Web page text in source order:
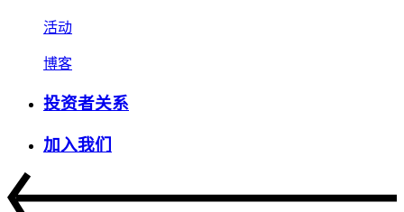
活动
博客
投资者关系
加入我们